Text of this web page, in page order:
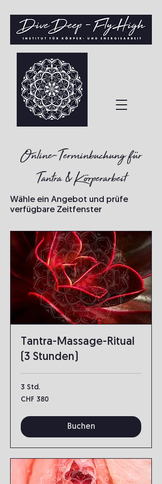
Online-Terminbuchung für
Tantra & Körperarbeit
Wähle ein Angebot und prüfe
verfügbare Zeitfenster
Tantra-Massage-Ritual
(3 Stunden)
3 Std.
380
Schweizer
CHF 380
Buchen